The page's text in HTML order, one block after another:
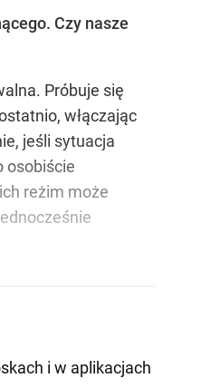
Czy nasze
Próbuje się
włączając
jeśli sytuacja
osobiście
reżim może
i w aplikacjach